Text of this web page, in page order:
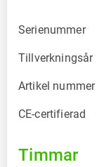
Serienummer
Tillverkningsår
Artikel nummer
CE-certifierad
Timmar